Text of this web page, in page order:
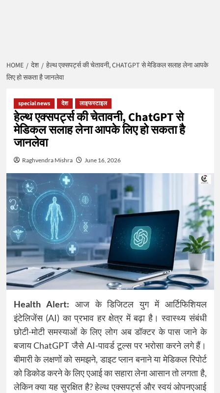
HOME देश
हेल्थ एक्सपर्ट्स की चेतावनी, CHATGPT से मेडिकल सलाह लेना आपके
लिए हो सकता है जानलेवा
special news देश लाइफस्टाइल
हेल्थ एक्सपर्ट्स की चेतावनी, ChatGPT से
मेडिकल सलाह लेना आपके लिए हो सकता है
जानलेवा
Raghvendra Mishra June 16, 2026
Health Alert: आज के डिजिटल युग में आर्टिफिशियल
इंटेलिजेंस (AI) का प्रभाव हर क्षेत्र में बढ़ा है। स्वास्थ्य संबंधी
छोटी-मोटी समस्याओं के लिए लोग अब डॉक्टर के पास जाने के
बजाय ChatGPT जैसे AI-पावर्ड टूल्स पर भरोसा करने लगे हैं।
बीमारी के लक्षणों को समझने, डाइट प्लान बनाने या मेडिकल रिपोर्ट
को डिकोड करने के लिए एआई का सहारा लेना आसान तो लगता है,
लेकिन क्या यह सुरक्षित है? हेल्थ एक्सपर्ट्स और स्वयं ओपनएआई